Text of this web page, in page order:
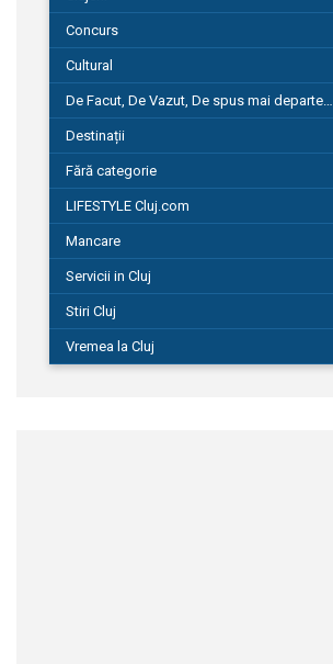
Concurs
Cultural
De Facut, De Vazut, De spus mai departe…
Destinații
Fără categorie
LIFESTYLE Cluj.com
Mancare
Servicii in Cluj
Stiri Cluj
Vremea la Cluj